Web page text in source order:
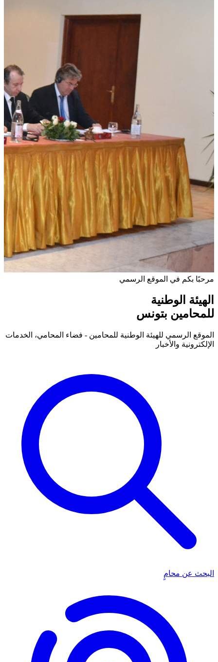
مرحبًا بكم في الموقع الرسمي
الهيئة الوطنية
للمحامين بتونس
الموقع الرسمي للهيئة الوطنية للمحامين - فضاء المحامي، الخدمات
الإلكترونية والأخبار
البحث عن محامٍ